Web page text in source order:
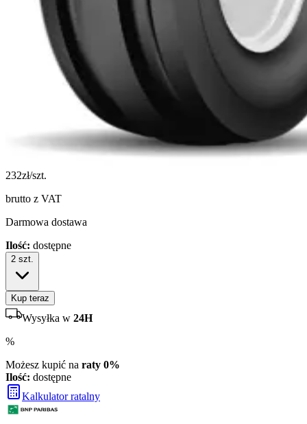
232zł/szt.
brutto z VAT
Darmowa dostawa
Ilość: dostępne
2 szt.
Kup teraz
Wysyłka w 24H
%
Możesz kupić na raty 0%
Ilość: dostępne
Kalkulator ratalny